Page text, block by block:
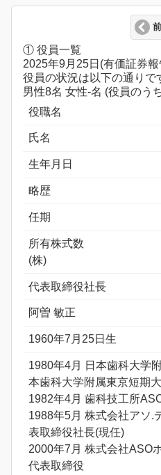
① 役員一覧
2025年9月25日(有価証券
役員の状況は以下の通りで
男性8名 女性-名 (役員のう
役職名
氏名
生年月日
略歴
任期
所有株式数
(株)
代表取締役社長
阿曽 敏正
1960年7月25日生
1980年4月 日本歯科大学
本歯科大学附属東京短期
1982年4月 歯科技工所
1988年5月 株式会社アソ.
表取締役社長(現任)
2000年7月 株式会社ASO
代表取締役